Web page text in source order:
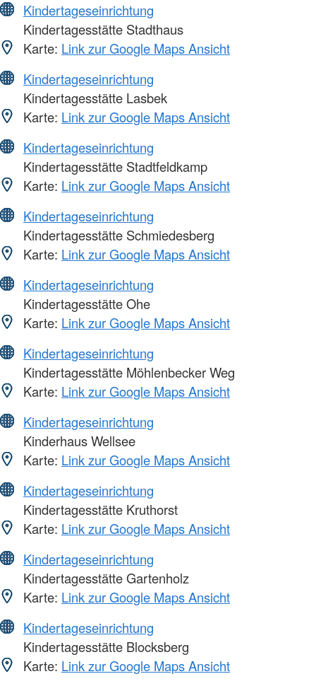
Kindertageseinrichtung
Kindertagesstätte Stadthaus
Karte: Link zur Google Maps Ansicht
Kindertageseinrichtung
Kindertagesstätte Lasbek
Karte: Link zur Google Maps Ansicht
Kindertageseinrichtung
Kindertagesstätte Stadtfeldkamp
Karte: Link zur Google Maps Ansicht
Kindertageseinrichtung
Kindertagesstätte Schmiedesberg
Karte: Link zur Google Maps Ansicht
Kindertageseinrichtung
Kindertagesstätte Ohe
Karte: Link zur Google Maps Ansicht
Kindertageseinrichtung
Kindertagesstätte Möhlenbecker Weg
Karte: Link zur Google Maps Ansicht
Kindertageseinrichtung
Kinderhaus Wellsee
Karte: Link zur Google Maps Ansicht
Kindertageseinrichtung
Kindertagesstätte Kruthorst
Karte: Link zur Google Maps Ansicht
Kindertageseinrichtung
Kindertagesstätte Gartenholz
Karte: Link zur Google Maps Ansicht
Kindertageseinrichtung
Kindertagesstätte Blocksberg
Karte: Link zur Google Maps Ansicht